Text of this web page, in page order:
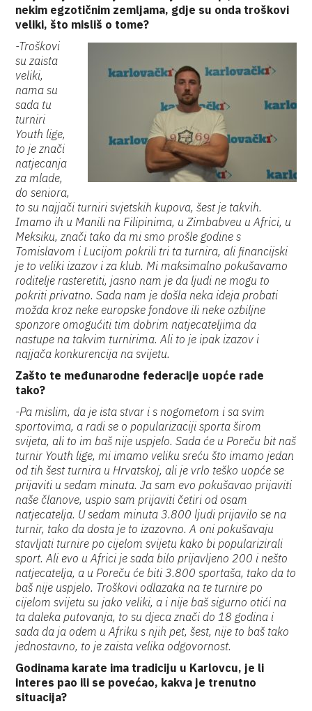
nekim egzotičnim zemljama, gdje su onda troškovi
veliki, što misliš o tome?
-Troškovi
su zaista
veliki,
nama su
sada tu
turniri
Youth lige,
to je znači
natjecanja
za mlade,
do seniora,
to su najjači turniri svjetskih kupova, šest je takvih.
Imamo ih u Manili na Filipinima, u Zimbabveu u Africi, u
Meksiku, znači tako da mi smo prošle godine s
Tomislavom i Lucijom pokrili tri ta turnira, ali financijski
je to veliki izazov i za klub. Mi maksimalno pokušavamo
roditelje rasteretiti, jasno nam je da ljudi ne mogu to
pokriti privatno. Sada nam je došla neka ideja probati
možda kroz neke europske fondove ili neke ozbiljne
sponzore omogućiti tim dobrim natjecateljima da
nastupe na takvim turnirima. Ali to je ipak izazov i
najjača konkurencija na svijetu.
Zašto te međunarodne federacije uopće rade
tako?
-Pa mislim, da je ista stvar i s nogometom i sa svim
sportovima, a radi se o popularizaciji sporta širom
svijeta, ali to im baš nije uspjelo. Sada će u Poreču bit naš
turnir Youth lige, mi imamo veliku sreću što imamo jedan
od tih šest turnira u Hrvatskoj, ali je vrlo teško uopće se
prijaviti u sedam minuta. Ja sam evo pokušavao prijaviti
naše članove, uspio sam prijaviti četiri od osam
natjecatelja. U sedam minuta 3.800 ljudi prijavilo se na
turnir, tako da dosta je to izazovno. A oni pokušavaju
stavljati turnire po cijelom svijetu kako bi popularizirali
sport. Ali evo u Africi je sada bilo prijavljeno 200 i nešto
natjecatelja, a u Poreču će biti 3.800 sportaša, tako da to
baš nije uspjelo. Troškovi odlazaka na te turnire po
cijelom svijetu su jako veliki, a i nije baš sigurno otići na
ta daleka putovanja, to su djeca znači do 18 godina i
sada da ja odem u Afriku s njih pet, šest, nije to baš tako
jednostavno, to je zaista velika odgovornost.
Godinama karate ima tradiciju u Karlovcu, je li
interes pao ili se povećao, kakva je trenutno
situacija?